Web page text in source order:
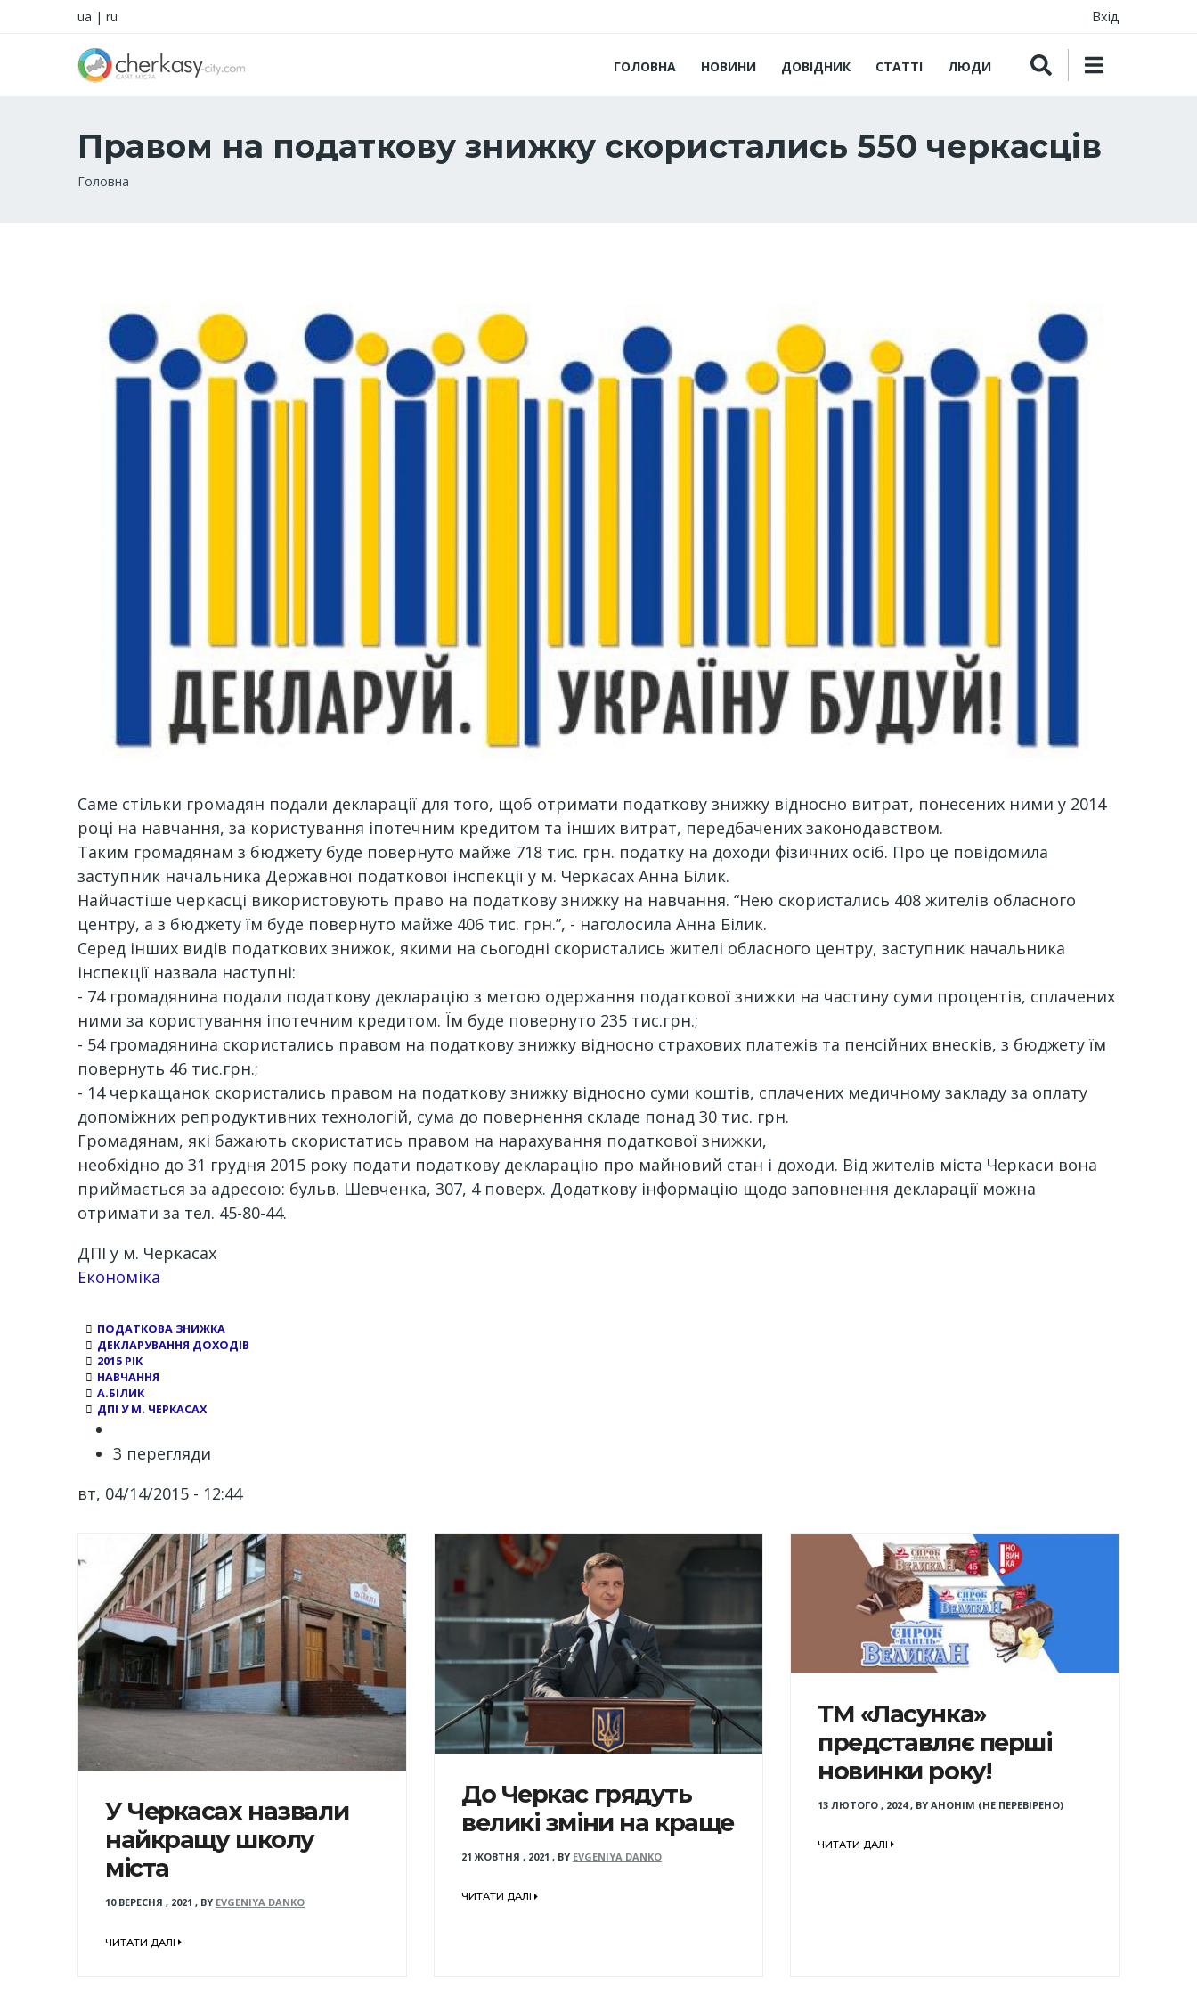
ua | ru Вхід
ГОЛОВНА НОВИНИ ДОВІДНИК СТАТТІ ЛЮДИ
Правом на податкову знижку скористались 550 черкасців
Рядок
Головна
Саме стільки громадян подали декларації для того, щоб отримати податкову знижку відносно витрат, понесених ними у 2014
році на навчання, за користування іпотечним кредитом та інших витрат, передбачених законодавством.
Таким громадянам з бюджету буде повернуто майже 718 тис. грн. податку на доходи фізичних осіб. Про це повідомила
заступник начальника Державної податкової інспекції у м. Черкасах Анна Білик.
Найчастіше черкасці використовують право на податкову знижку на навчання. “Нею скористались 408 жителів обласного
центру, а з бюджету їм буде повернуто майже 406 тис. грн.”, - наголосила Анна Білик.
Серед інших видів податкових знижок, якими на сьогодні скористались жителі обласного центру, заступник начальника
інспекції назвала наступні:
- 74 громадянина подали податкову декларацію з метою одержання податкової знижки на частину суми процентів, сплачених
ними за користування іпотечним кредитом. Їм буде повернуто 235 тис.грн.;
- 54 громадянина скористались правом на податкову знижку відносно страхових платежів та пенсійних внесків, з бюджету їм
повернуть 46 тис.грн.;
- 14 черкащанок скористались правом на податкову знижку відносно суми коштів, сплачених медичному закладу за оплату
допоміжних репродуктивних технологій, сума до повернення складе понад 30 тис. грн.
Громадянам, які бажають скористатись правом на нарахування податкової знижки,
необхідно до 31 грудня 2015 року подати податкову декларацію про майновий стан і доходи. Від жителів міста Черкаси вона
приймається за адресою: бульв. Шевченка, 307, 4 поверх. Додаткову інформацію щодо заповнення декларації можна
отримати за тел. 45-80-44.
ДПІ у м. Черкасах
Економіка
ПОДАТКОВА ЗНИЖКА
ДЕКЛАРУВАННЯ ДОХОДІВ
2015 РІК
НАВЧАННЯ
А.БІЛИК
ДПІ У М. ЧЕРКАСАХ
3 перегляди
вт, 04/14/2015 - 12:44
У Черкасах назвали
найкращу школу
міста
10 ВЕРЕСНЯ , 2021 , BY EVGENIYA DANKO
ЧИТАТИ ДАЛІ
До Черкас грядуть
великі зміни на краще
21 ЖОВТНЯ , 2021 , BY EVGENIYA DANKO
ЧИТАТИ ДАЛІ
ТМ «Ласунка»
представляє перші
новинки року!
13 ЛЮТОГО , 2024, BY АНОНІМ (НЕ ПЕРЕВІРЕНО)
ЧИТАТИ ДАЛІ